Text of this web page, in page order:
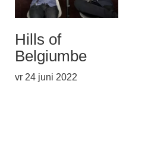
Hills of
Belgiumbe
vr 24 juni 2022